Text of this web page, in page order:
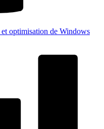
et optimisation de Windows